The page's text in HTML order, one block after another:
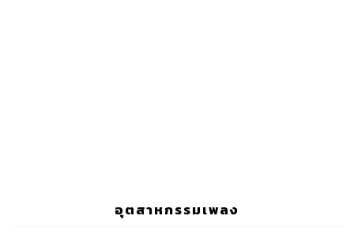
อุตสาหกรรมเพลง